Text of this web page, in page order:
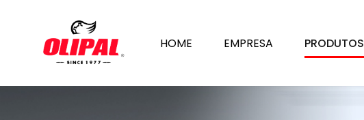
HOME EMPRESA PRODUTOS